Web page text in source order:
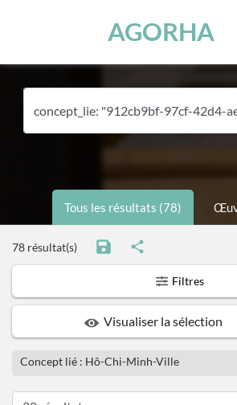
AGORHA
Tous les résultats (78)
78 résultat(s)
Filtres
Visualiser la sélection
Concept lié : Hô-Chi-Minh-Ville